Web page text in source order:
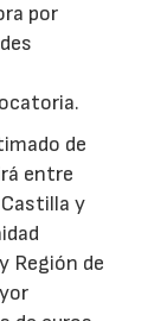
por
de
entre
y
Región de